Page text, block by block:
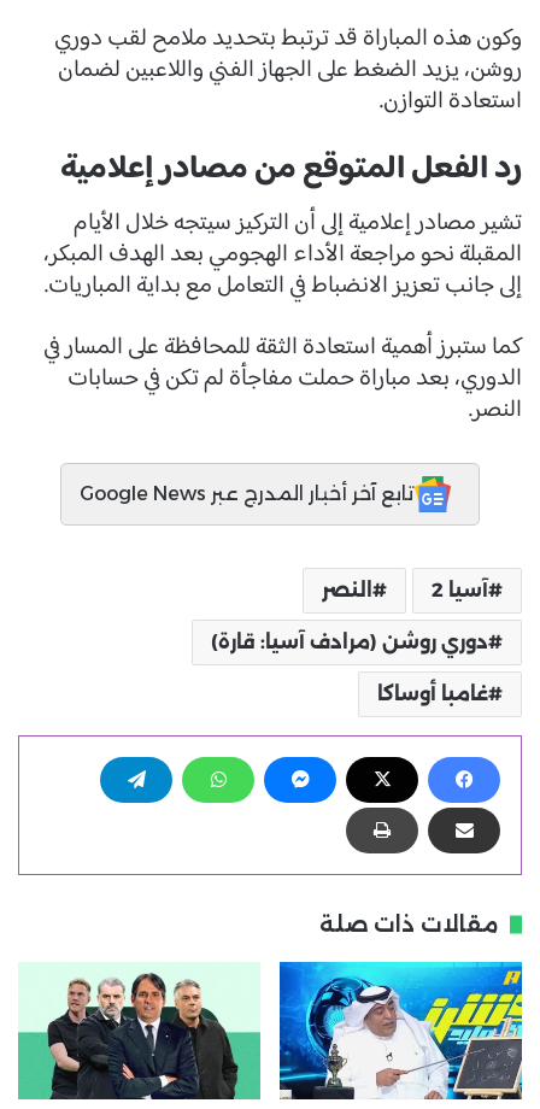
وكون هذه المباراة قد ترتبط بتحديد ملامح لقب دوري
روشن، يزيد الضغط على الجهاز الفني واللاعبين لضمان
استعادة التوازن.
رد الفعل المتوقع من مصادر إعلامية
تشير مصادر إعلامية إلى أن التركيز سيتجه خلال الأيام
المقبلة نحو مراجعة الأداء الهجومي بعد الهدف المبكر،
إلى جانب تعزيز الانضباط في التعامل مع بداية المباريات.
كما ستبرز أهمية استعادة الثقة للمحافظة على المسار في
الدوري، بعد مباراة حملت مفاجأة لم تكن في حسابات
النصر.
تابع آخر أخبار المدرج عبر Google News
آسيا 2 النصر
دوري روشن (مرادف آسيا: قارة)
غامبا أوساكا
مقالات ذات صلة